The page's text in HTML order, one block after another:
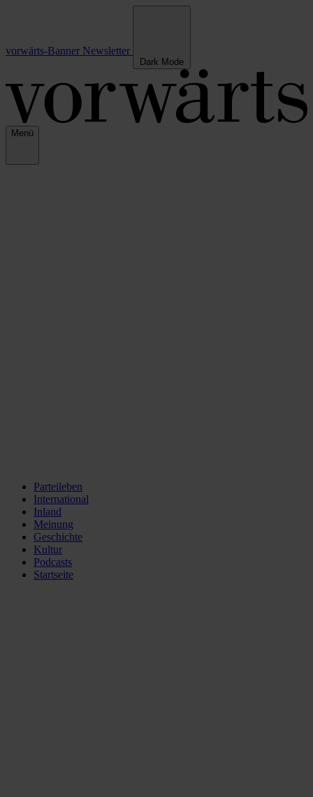
vorwärts-Banner Newsletter
Dark Mode
Menü
Parteileben
International
Inland
Meinung
Geschichte
Kultur
Podcasts
Startseite